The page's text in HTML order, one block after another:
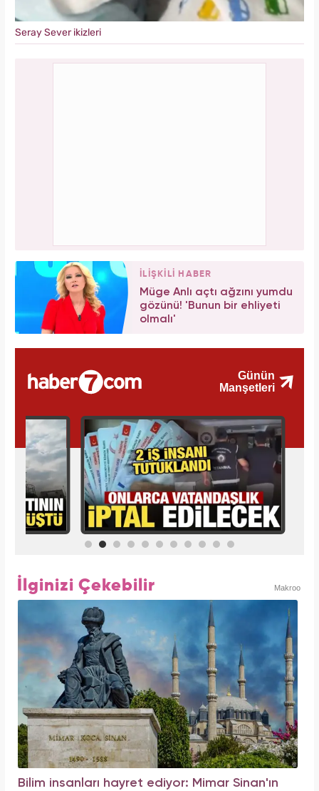
Seray Sever ikizleri
İLİŞKİLİ HABER
Müge Anlı açtı ağzını yumdu
gözünü! 'Bunun bir ehliyeti
olmalı'
İlginizi Çekebilir Makroo
Bilim insanları hayret ediyor: Mimar Sinan'ın